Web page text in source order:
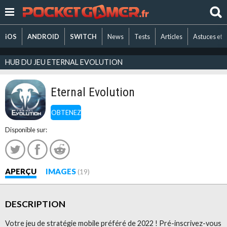
iOS ANDROID SWITCH News Tests Articles Astuces et
HUB DU JEU ETERNAL EVOLUTION
OBTENEZ
Eternal Evolution
Disponible sur:
APERÇU IMAGES (19)
DESCRIPTION
Votre jeu de stratégie mobile préféré de 2022 ! Pré-inscrivez-vous